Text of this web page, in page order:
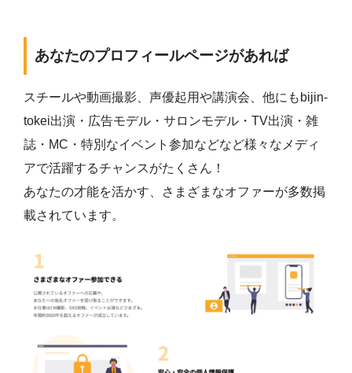
あなたのプロフィールページがあれば
スチールや動画撮影、声優起用や講演会、他にもbijin-
tokei出演・広告モデル・サロンモデル・TV出演・雑
誌・MC・特別なイベント参加などなど様々なメディ
アで活躍するチャンスがたくさん！
あなたの才能を活かす、さまざまなオファーが多数掲
載されています。